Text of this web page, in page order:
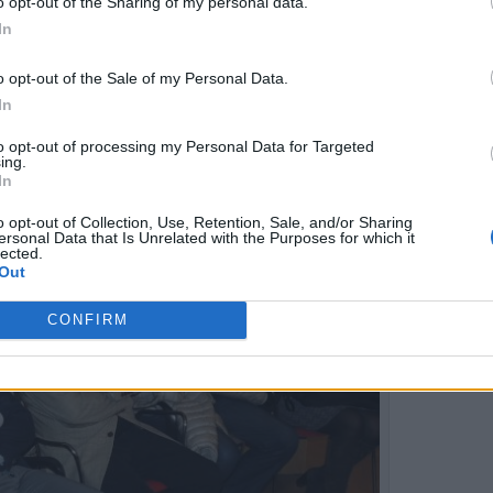
opt-out of the Sale of my Personal Data.
opt-out of processing my Personal Data for Targeted
opt-out of Collection, Use, Retention, Sale, and/or Sharing
Data that Is Unrelated with the Purposes for which it
CONFIRM